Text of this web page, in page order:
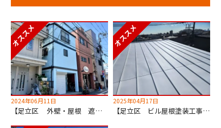
2024年06月11日
【足立区 外壁・屋根 遮熱塗装工事】超低汚染無機塗料でセルフクリーニング！
2025年04月17日
【足立区 ビル屋根塗装工事】キルコ遮断熱塗料使用！2階の室温が劇的に変わります！